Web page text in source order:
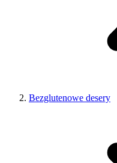
Bezglutenowe desery